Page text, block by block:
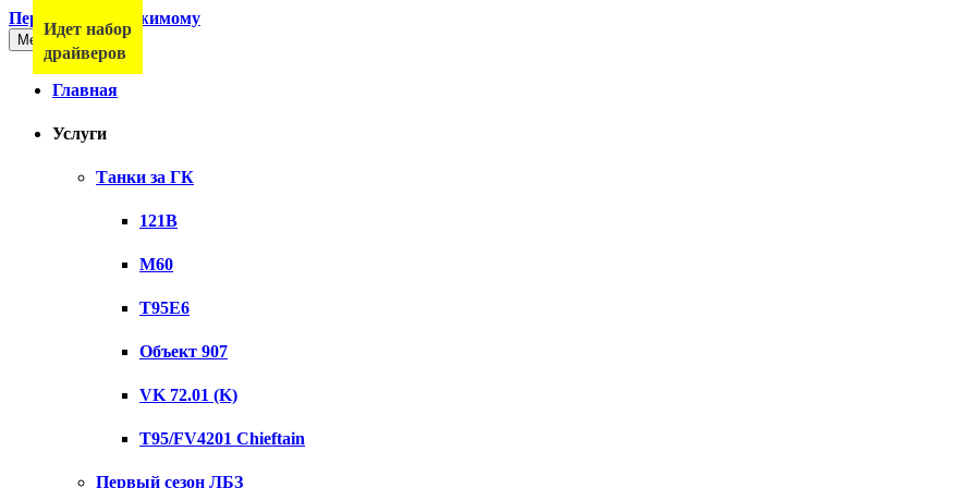
Перейти к содержимому
Меню
Главная
Услуги
Танки за ГК
121B
M60
T95E6
Объект 907
VK 72.01 (K)
T95/FV4201 Chieftain
Первый сезон ЛБЗ
Идет набор
драйверов